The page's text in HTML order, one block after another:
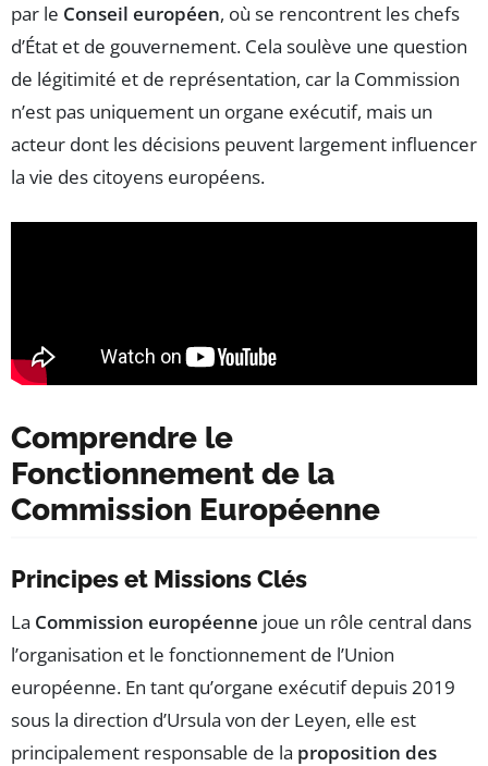
par le Conseil européen, où se rencontrent les chefs
d’État et de gouvernement. Cela soulève une question
de légitimité et de représentation, car la Commission
n’est pas uniquement un organe exécutif, mais un
acteur dont les décisions peuvent largement influencer
la vie des citoyens européens.
Comprendre le
Fonctionnement de la
Commission Européenne
Principes et Missions Clés
La Commission européenne joue un rôle central dans
l’organisation et le fonctionnement de l’Union
européenne. En tant qu’organe exécutif depuis 2019
sous la direction d’Ursula von der Leyen, elle est
principalement responsable de la proposition des